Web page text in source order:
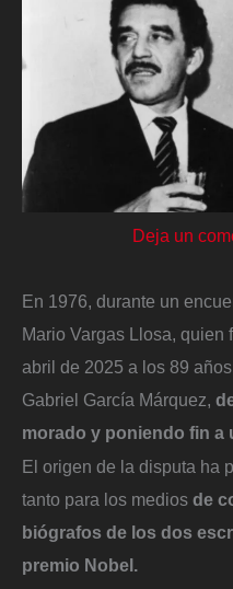
Deja un
En 1976, durante un
Mario Vargas Llosa, quien
abril de 2025 a los 89
Gabriel García Márquez,
morado y poniendo fin a
El origen de la disputa ha
tanto para los medios de
biógrafos de los dos
premio Nobel.